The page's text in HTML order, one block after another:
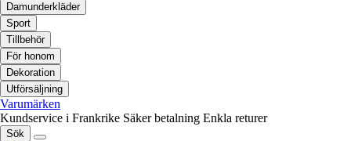
Damunderkläder
Sport
Tillbehör
För honom
Dekoration
Utförsäljning
Varumärken
Kundservice i Frankrike Säker betalning Enkla returer
Sök